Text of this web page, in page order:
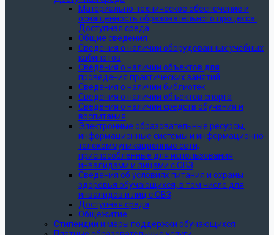
Материально-техническое обеспечение и
оснащённость образовательного процесса.
Доступная среда
Общие сведения
Сведения о наличии оборудованных учебных
кабинетов
Сведения о наличии объектов для
проведения практических занятий
Сведения о наличии библиотек
Сведения о наличии объектов спорта
Сведения о наличии средств обучения и
воспитания
Электронные образовательные ресурсы,
информационные системы и информационно-
телекоммуникационные сети,
приспособленные для использования
инвалидами и лицами с ОВЗ
Сведения об условиях питания и охраны
здоровья обучающихся, в том числе для
инвалидов и лиц с ОВЗ
Доступная среда
Общежитие
Стипендии и меры поддержки обучающихся